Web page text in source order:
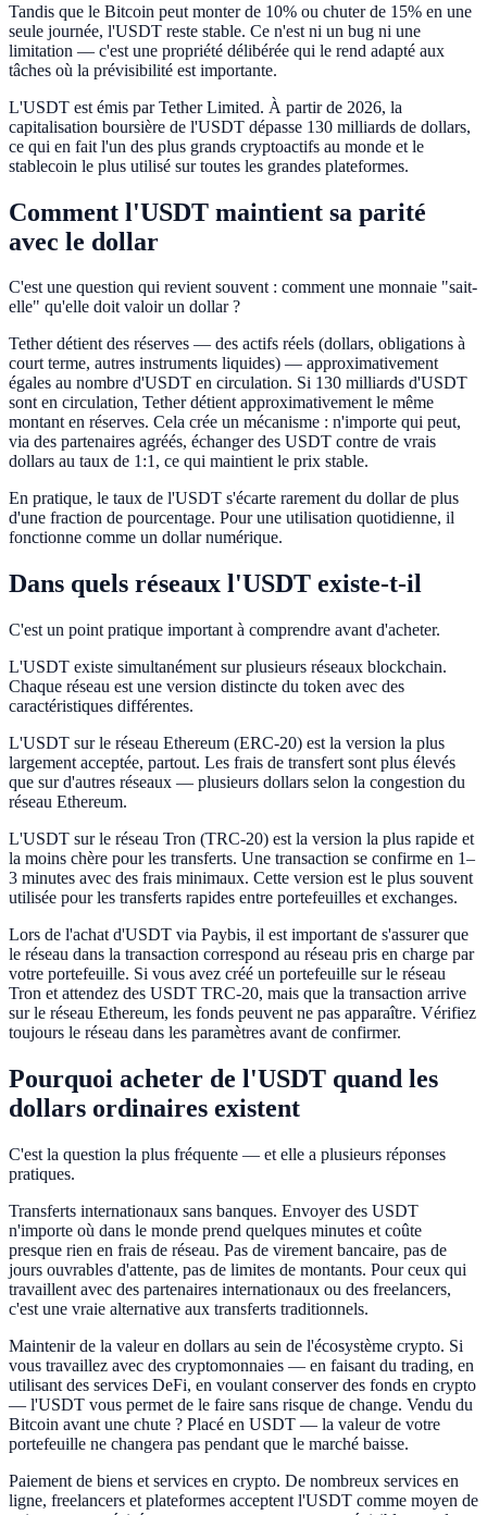
Tandis que le Bitcoin peut monter de 10% ou chuter de 15% en une
seule journée, l'USDT reste stable. Ce n'est ni un bug ni une
limitation — c'est une propriété délibérée qui le rend adapté aux
tâches où la prévisibilité est importante.
L'USDT est émis par Tether Limited. À partir de 2026, la
capitalisation boursière de l'USDT dépasse 130 milliards de dollars,
ce qui en fait l'un des plus grands cryptoactifs au monde et le
stablecoin le plus utilisé sur toutes les grandes plateformes.
Comment l'USDT maintient sa parité
avec le dollar
C'est une question qui revient souvent : comment une monnaie "sait-
elle" qu'elle doit valoir un dollar ?
Tether détient des réserves — des actifs réels (dollars, obligations à
court terme, autres instruments liquides) — approximativement
égales au nombre d'USDT en circulation. Si 130 milliards d'USDT
sont en circulation, Tether détient approximativement le même
montant en réserves. Cela crée un mécanisme : n'importe qui peut,
via des partenaires agréés, échanger des USDT contre de vrais
dollars au taux de 1:1, ce qui maintient le prix stable.
En pratique, le taux de l'USDT s'écarte rarement du dollar de plus
d'une fraction de pourcentage. Pour une utilisation quotidienne, il
fonctionne comme un dollar numérique.
Dans quels réseaux l'USDT existe-t-il
C'est un point pratique important à comprendre avant d'acheter.
L'USDT existe simultanément sur plusieurs réseaux blockchain.
Chaque réseau est une version distincte du token avec des
caractéristiques différentes.
L'USDT sur le réseau Ethereum (ERC-20) est la version la plus
largement acceptée, partout. Les frais de transfert sont plus élevés
que sur d'autres réseaux — plusieurs dollars selon la congestion du
réseau Ethereum.
L'USDT sur le réseau Tron (TRC-20) est la version la plus rapide et
la moins chère pour les transferts. Une transaction se confirme en 1–
3 minutes avec des frais minimaux. Cette version est le plus souvent
utilisée pour les transferts rapides entre portefeuilles et exchanges.
Lors de l'achat d'USDT via Paybis, il est important de s'assurer que
le réseau dans la transaction correspond au réseau pris en charge par
votre portefeuille. Si vous avez créé un portefeuille sur le réseau
Tron et attendez des USDT TRC-20, mais que la transaction arrive
sur le réseau Ethereum, les fonds peuvent ne pas apparaître. Vérifiez
toujours le réseau dans les paramètres avant de confirmer.
Pourquoi acheter de l'USDT quand les
dollars ordinaires existent
C'est la question la plus fréquente — et elle a plusieurs réponses
pratiques.
Transferts internationaux sans banques. Envoyer des USDT
n'importe où dans le monde prend quelques minutes et coûte
presque rien en frais de réseau. Pas de virement bancaire, pas de
jours ouvrables d'attente, pas de limites de montants. Pour ceux qui
travaillent avec des partenaires internationaux ou des freelancers,
c'est une vraie alternative aux transferts traditionnels.
Maintenir de la valeur en dollars au sein de l'écosystème crypto. Si
vous travaillez avec des cryptomonnaies — en faisant du trading, en
utilisant des services DeFi, en voulant conserver des fonds en crypto
— l'USDT vous permet de le faire sans risque de change. Vendu du
Bitcoin avant une chute ? Placé en USDT — la valeur de votre
portefeuille ne changera pas pendant que le marché baisse.
Paiement de biens et services en crypto. De nombreux services en
ligne, freelancers et plateformes acceptent l'USDT comme moyen de